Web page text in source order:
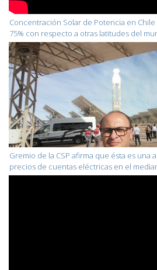
Concentración Solar de Potencia en
75% con respecto a otras latitudes del
Gremio de la CSP afirma que ésta es una
precios de cuentas eléctricas en el